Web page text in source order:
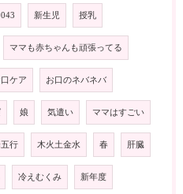
新生児 授乳
ママも赤ちゃんも頑張ってる
口ケア お口のネバネバ
娘 気遣い ママはすごい
行 木火土金水 春 肝臓
冷えむくみ 新年度